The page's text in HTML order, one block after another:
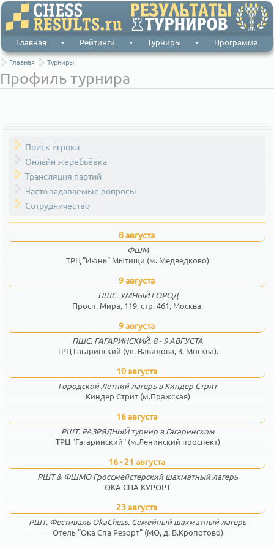
Главная • Рейтинги • Турниры • Программа
Главная Турниры
Профиль турнира
Поиск игрока
Онлайн жеребьёвка
Трансляция партий
Часто задаваемые вопросы
Сотрудничество
8 августа
ФШМ
ТРЦ "Июнь" Мытищи (м. Медведково)
9 августа
ПШС. УМНЫЙ ГОРОД
Просп. Мира, 119, стр. 461, Москва.
9 августа
ПШС. ГАГАРИНСКИЙ. 8 - 9 АВГУСТА
ТРЦ Гагаринский (ул. Вавилова, 3, Москва).
10 августа
Городской Летний лагерь в Киндер Стрит
Киндер Стрит (м.Пражская)
16 августа
РШТ. РАЗРЯДНЫЙ турнир в Гагаринском
ТРЦ "Гагаринский" (м.Ленинский проспект)
16 - 21 августа
РШТ & ФШМО Гроссмейстерский шахматный лагерь
ОКА СПА КУРОРТ
23 августа
РШТ. Фестиваль OkaChess. Семейный шахматный лагерь
Отель "Ока Спа Резорт" (МО, д. Б.Кропотово)